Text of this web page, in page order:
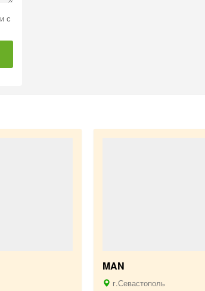
с
MAN
г.Севастополь